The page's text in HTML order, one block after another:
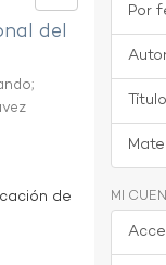
del
;
de
Por
MI